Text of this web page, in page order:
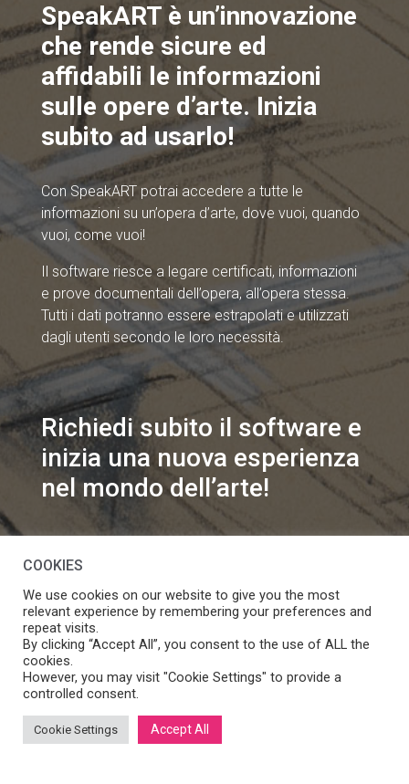
SpeakART è un’innovazione
che rende sicure ed
affidabili le informazioni
sulle opere d’arte. Inizia
subito ad usarlo!
Con SpeakART potrai accedere a tutte le
informazioni su un’opera d’arte, dove vuoi, quando
vuoi, come vuoi!
Il software riesce a legare certificati, informazioni
e prove documentali dell’opera, all’opera stessa.
Tutti i dati potranno essere estrapolati e utilizzati
dagli utenti secondo le loro necessità.
Richiedi subito il software e
inizia una nuova esperienza
nel mondo dell’arte!
Se vuoi modificare le preferenze sul consenso cookie
cliccaManage consent
COOKIES
We use cookies on our website to give you the most
relevant experience by remembering your preferences and
repeat visits.
By clicking “Accept All”, you consent to the use of ALL the
cookies.
However, you may visit "Cookie Settings" to provide a
controlled consent.
Cookie Settings Accept All